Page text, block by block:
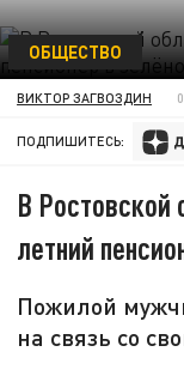
ОБЩЕСТВО
ВИКТОР ЗАГВОЗДИН
ПОДПИШИТЕСЬ:
В Ростовской
летний
Пожилой
на связь со